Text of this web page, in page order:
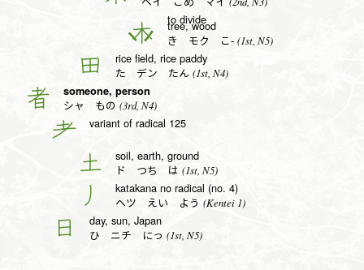
to divide
木 tree, wood
き モク こ- (1st, N5)
田 rice field, rice paddy
た デン たん (1st, N4)
者 someone, person
シャ もの (3rd, N4)
耂 variant of radical 125
土 soil, earth, ground
ド つち は (1st, N5)
丿 katakana no radical (no. 4)
ヘツ えい よう (Kentei 1)
日 day, sun, Japan
ひ ニチ にっ (1st, N5)